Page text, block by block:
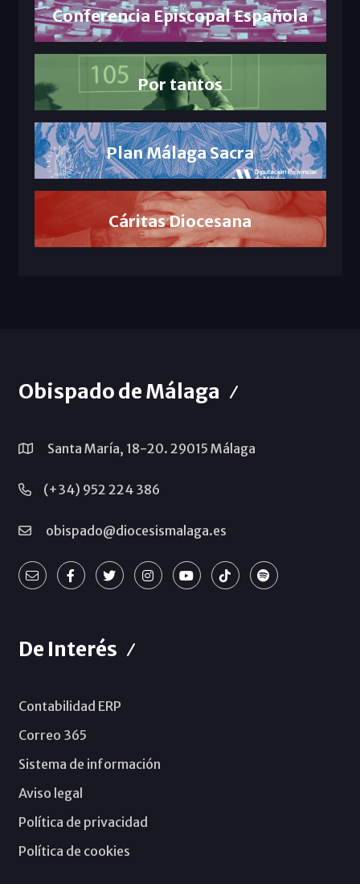
Conferencia Episcopal Española
Por tantos
Plan Málaga Sacra
Cáritas Diocesana
Obispado de Málaga
Santa María, 18-20. 29015 Málaga
(+34) 952 224 386
obispado@diocesismalaga.es
De Interés
Contabilidad ERP
Correo 365
Sistema de información
Aviso legal
Política de privacidad
Política de cookies